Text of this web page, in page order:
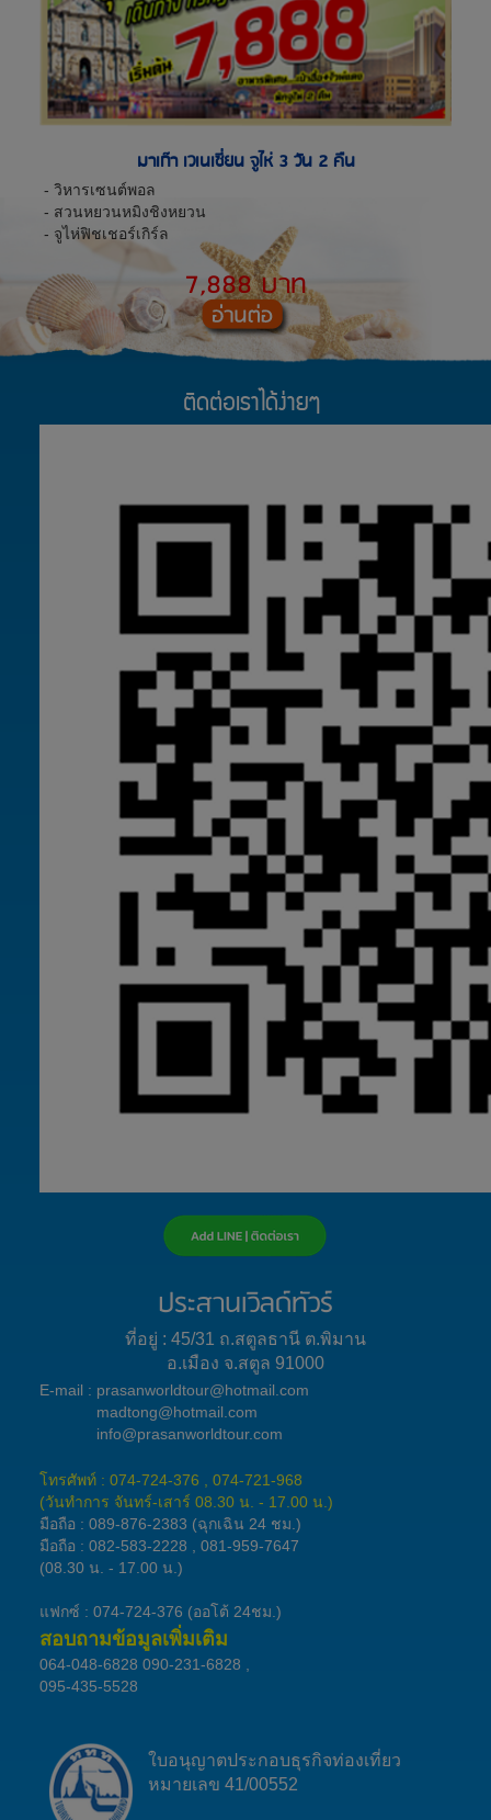
มาเก๊า เวเนเซี่ยน จูไห่ 3 วัน 2 คืน
- วิหารเซนต์พอล
- สวนหยวนหมิงชิงหยวน
- จูไห่ฟิชเชอร์เกิร์ล
7,888 บาท
ติดต่อเราได้ง่ายๆ
ประสานเวิลด์ทัวร์
ที่อยู่ : 45/31 ถ.สตูลธานี ต.พิมาน
อ.เมือง จ.สตูล 91000
E-mail : prasanworldtour@hotmail.com
madtong@hotmail.com
info@prasanworldtour.com
โทรศัพท์ : 074-724-376 , 074-721-968
(วันทำการ จันทร์-เสาร์ 08.30 น. - 17.00 น.)
มือถือ : 089-876-2383 (ฉุกเฉิน 24 ชม.)
มือถือ : 082-583-2228 , 081-959-7647
(08.30 น. - 17.00 น.)
แฟกซ์ : 074-724-376 (ออโต้ 24ชม.)
สอบถามข้อมูลเพิ่มเติม
064-048-6828 090-231-6828 ,
095-435-5528
ใบอนุญาตประกอบธุรกิจท่องเที่ยว
หมายเลข 41/00552